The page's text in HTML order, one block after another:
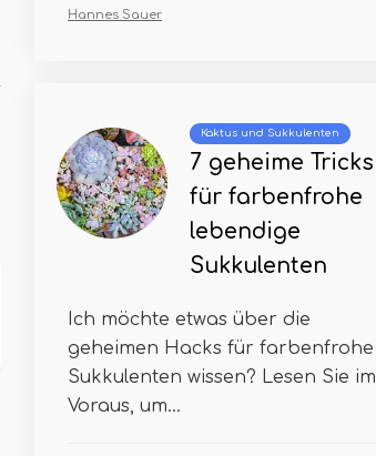
Hannes Sauer
Kaktus und Sukkulenten
7 geheime Tricks
für farbenfrohe
lebendige
Sukkulenten
Ich möchte etwas über die
geheimen Hacks für farbenfrohe
Sukkulenten wissen? Lesen Sie im
Voraus, um...